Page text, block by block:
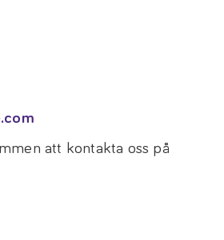
att kontakta oss på